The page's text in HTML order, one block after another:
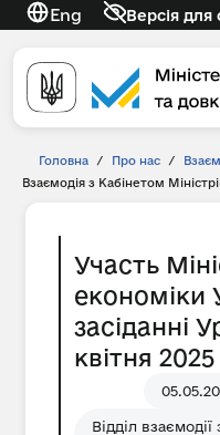
Eng Версія для
Головна / Про нас /
Взаємодія з Кабінетом
Участь
економіки
засіданні
квітня
Відділ